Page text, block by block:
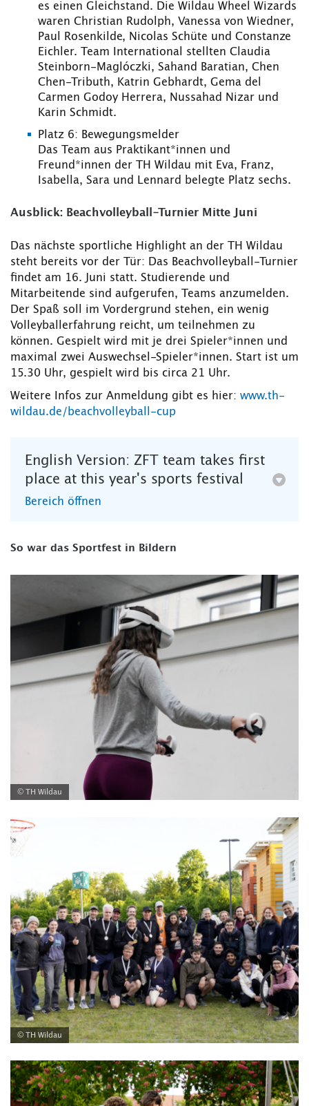
es einen Gleichstand. Die Wildau Wheel Wizards
waren Christian Rudolph, Vanessa von Wiedner,
Paul Rosenkilde, Nicolas Schüte und Constanze
Eichler. Team International stellten Claudia
Steinborn-Maglóczki, Sahand Baratian, Chen
Chen-Tributh, Katrin Gebhardt, Gema del
Carmen Godoy Herrera, Nussahad Nizar und
Karin Schmidt.
Platz 6: Bewegungsmelder
Das Team aus Praktikant*innen und
Freund*innen der TH Wildau mit Eva, Franz,
Isabella, Sara und Lennard belegte Platz sechs.
Ausblick: Beachvolleyball-Turnier Mitte Juni
Das nächste sportliche Highlight an der TH Wildau
steht bereits vor der Tür: Das Beachvolleyball-Turnier
findet am 16. Juni statt. Studierende und
Mitarbeitende sind aufgerufen, Teams anzumelden.
Der Spaß soll im Vordergrund stehen, ein wenig
Volleyballerfahrung reicht, um teilnehmen zu
können. Gespielt wird mit je drei Spieler*innen und
maximal zwei Auswechsel-Spieler*innen. Start ist um
15.30 Uhr, gespielt wird bis circa 21 Uhr.
Weitere Infos zur Anmeldung gibt es hier: www.th-
wildau.de/beachvolleyball-cup
English Version: ZFT team takes first
place at this year's sports festival
Bereich öffnen
So war das Sportfest in Bildern
© TH Wildau
© TH Wildau